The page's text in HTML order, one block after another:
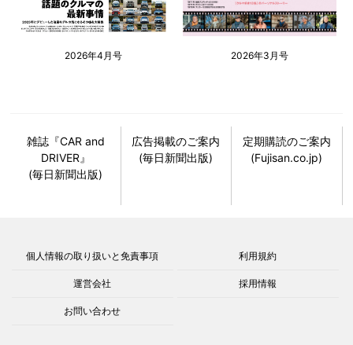
2026年4月号 2026年3月号
雑誌『CAR and
DRIVER』
(毎日新聞出版)
広告掲載のご案内
(毎日新聞出版)
定期購読のご案内
(Fujisan.co.jp)
個人情報の取り扱いと免責事項 利用規約
運営会社 採用情報
お問い合わせ